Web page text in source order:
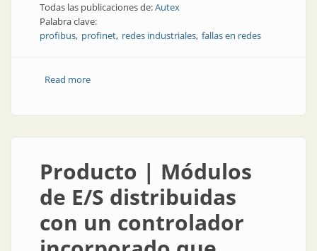
Todas las publicaciones de:Autex
Palabra clave:
profibus profinet redes industriales fallas en redes
Read moreabout Redes industriales | Cómo minimizar las fallas
Producto | Módulos
de E/S distribuidas
con un controlador